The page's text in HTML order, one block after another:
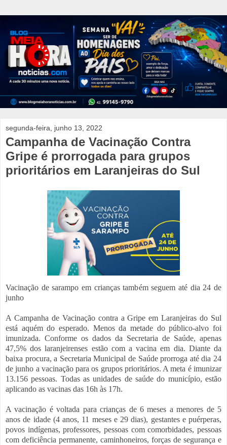
segunda-feira, junho 13, 2022
Campanha de Vacinação Contra
Gripe é prorrogada para grupos
prioritários em Laranjeiras do Sul
Vacinação de sarampo em crianças também seguem até dia 24 de
junho
A Campanha de Vacinação contra a Gripe em Laranjeiras do Sul
está aquém do esperado. Menos da metade do público-alvo foi
imunizada. Conforme os dados da Secretaria de Saúde, apenas
47,5% dos laranjeirenses estão com a vacina em dia. Diante da
baixa procura, a Secretaria Municipal de Saúde prorroga até dia 24
de junho a vacinação para os grupos prioritários. A meta é imunizar
13.156 pessoas. Todas as unidades de saúde do município, estão
aplicando as vacinas das 16h às 17h.
A vacinação é voltada para crianças de 6 meses a menores de 5
anos de idade (4 anos, 11 meses e 29 dias), gestantes e puérperas,
povos indígenas, professores, pessoas com comorbidades, pessoas
com deficiência permanente, caminhoneiros, forças de segurança e